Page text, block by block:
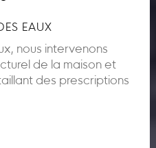
EAUX
nous intervenons
de la maison et
des prescriptions